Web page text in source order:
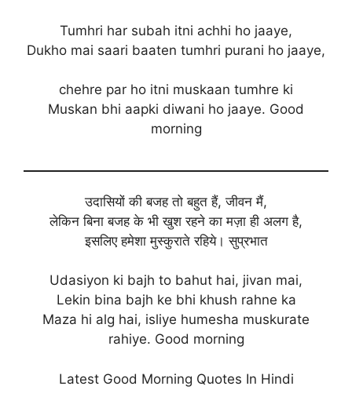
Tumhri har subah itni achhi ho jaaye,
Dukho mai saari baaten tumhri purani ho jaaye,
chehre par ho itni muskaan tumhre ki
Muskan bhi aapki diwani ho jaaye. Good
morning
उदासियों की बजह तो बहुत हैं, जीवन मैं,
लेकिन बिना बजह के भी खुश रहने का मज़ा ही अलग है,
इसलिए हमेशा मुस्कुराते रहिये। सुप्रभात
Udasiyon ki bajh to bahut hai, jivan mai,
Lekin bina bajh ke bhi khush rahne ka
Maza hi alg hai, isliye humesha muskurate
rahiye. Good morning
Latest Good Morning Quotes In Hindi